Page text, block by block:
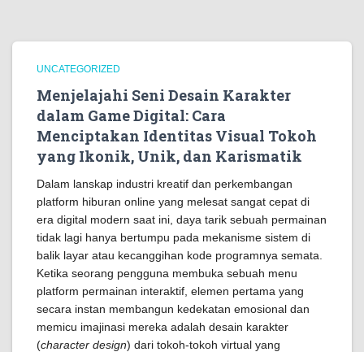
UNCATEGORIZED
Menjelajahi Seni Desain Karakter
dalam Game Digital: Cara
Menciptakan Identitas Visual Tokoh
yang Ikonik, Unik, dan Karismatik
Dalam lanskap industri kreatif dan perkembangan
platform hiburan online yang melesat sangat cepat di
era digital modern saat ini, daya tarik sebuah permainan
tidak lagi hanya bertumpu pada mekanisme sistem di
balik layar atau kecanggihan kode programnya semata.
Ketika seorang pengguna membuka sebuah menu
platform permainan interaktif, elemen pertama yang
secara instan membangun kedekatan emosional dan
memicu imajinasi mereka adalah desain karakter
(character design) dari tokoh-tokoh virtual yang